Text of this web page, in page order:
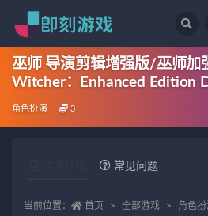
巫师 导演剪辑增强版/巫师加
Witcher：Enhanced Edition
角色扮演 3
常见问题
当前位置： 首页 全部游戏 角色扮